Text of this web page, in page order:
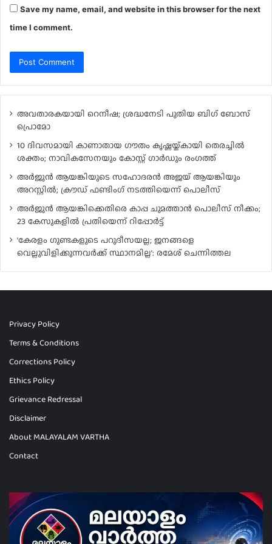
Save my name, email, and website in this browser for the next
time I comment.
അവതാരകയായി റെനീഷ; ശ്രദ്ധനേടി പുതിയ ബി​ഗ് ബോസ്
പ്രൊമോ
10 ദിവസമായി കാണാതായ ഗൗതം കൃഷ്ണയ്ക്കായി തെരച്ചിൽ
ശക്തം; നാവികസേനയും കോസ്റ്റ് ഗാർഡും രംഗത്ത്
അർജുൻ ആയങ്കിയുടെ സഹോദരൻ അജയ് ആയങ്കിയും
അറസ്റ്റിൽ; ക്രൗഡ് ഫണ്ടിംഗ് നടത്തിയെന്ന് പൊലീസ്
അർജുൻ ആയങ്കിക്കെതിരെ കാപ്പ ചുമത്താൻ പൊലീസ് നീക്കം;
23 കേസുകളിൽ പ്രതിയെന്ന് റിപ്പോർട്ട്
‘കേരളം ഗുണ്ടകളുടെ പറുദീസയല്ല; ജനങ്ങളെ
വെല്ലുവിളിക്കുന്നവർക്ക് സ്ഥാനമില്ല’: രമേശ് ചെന്നിത്തല
Privacy Policy
Terms & Conditions
Corrections Policy
Ethics Policy
Grievance Redressal
Disclaimer
About MALAYALAM VARTHA
Contact